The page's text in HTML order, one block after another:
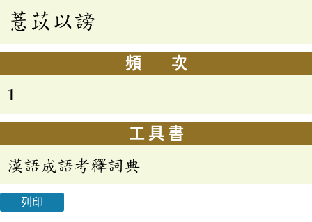
薏苡以謗
頻 次
1
工 具 書
漢語成語考釋詞典
列印